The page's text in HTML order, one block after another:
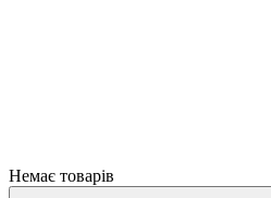
Немає товарів